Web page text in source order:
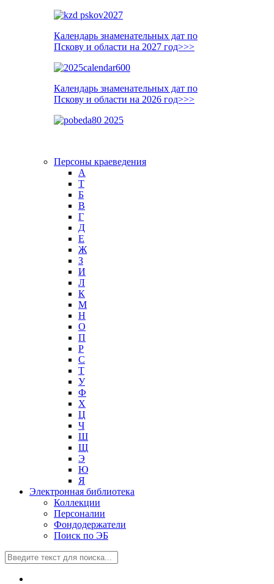
Календарь знаменательных дат по
Пскову и области на 2027 год>>>
Календарь знаменательных дат по
Пскову и области на 2026 год>>>
Персоны краеведения
А
T
Б
В
Г
Д
Е
Ж
З
И
Л
К
М
Н
О
П
Р
С
Т
У
Ф
Х
Ц
Ч
Ш
Щ
Э
Ю
Я
Электронная библиотека
Коллекции
Персоналии
Фондодержатели
Поиск по ЭБ